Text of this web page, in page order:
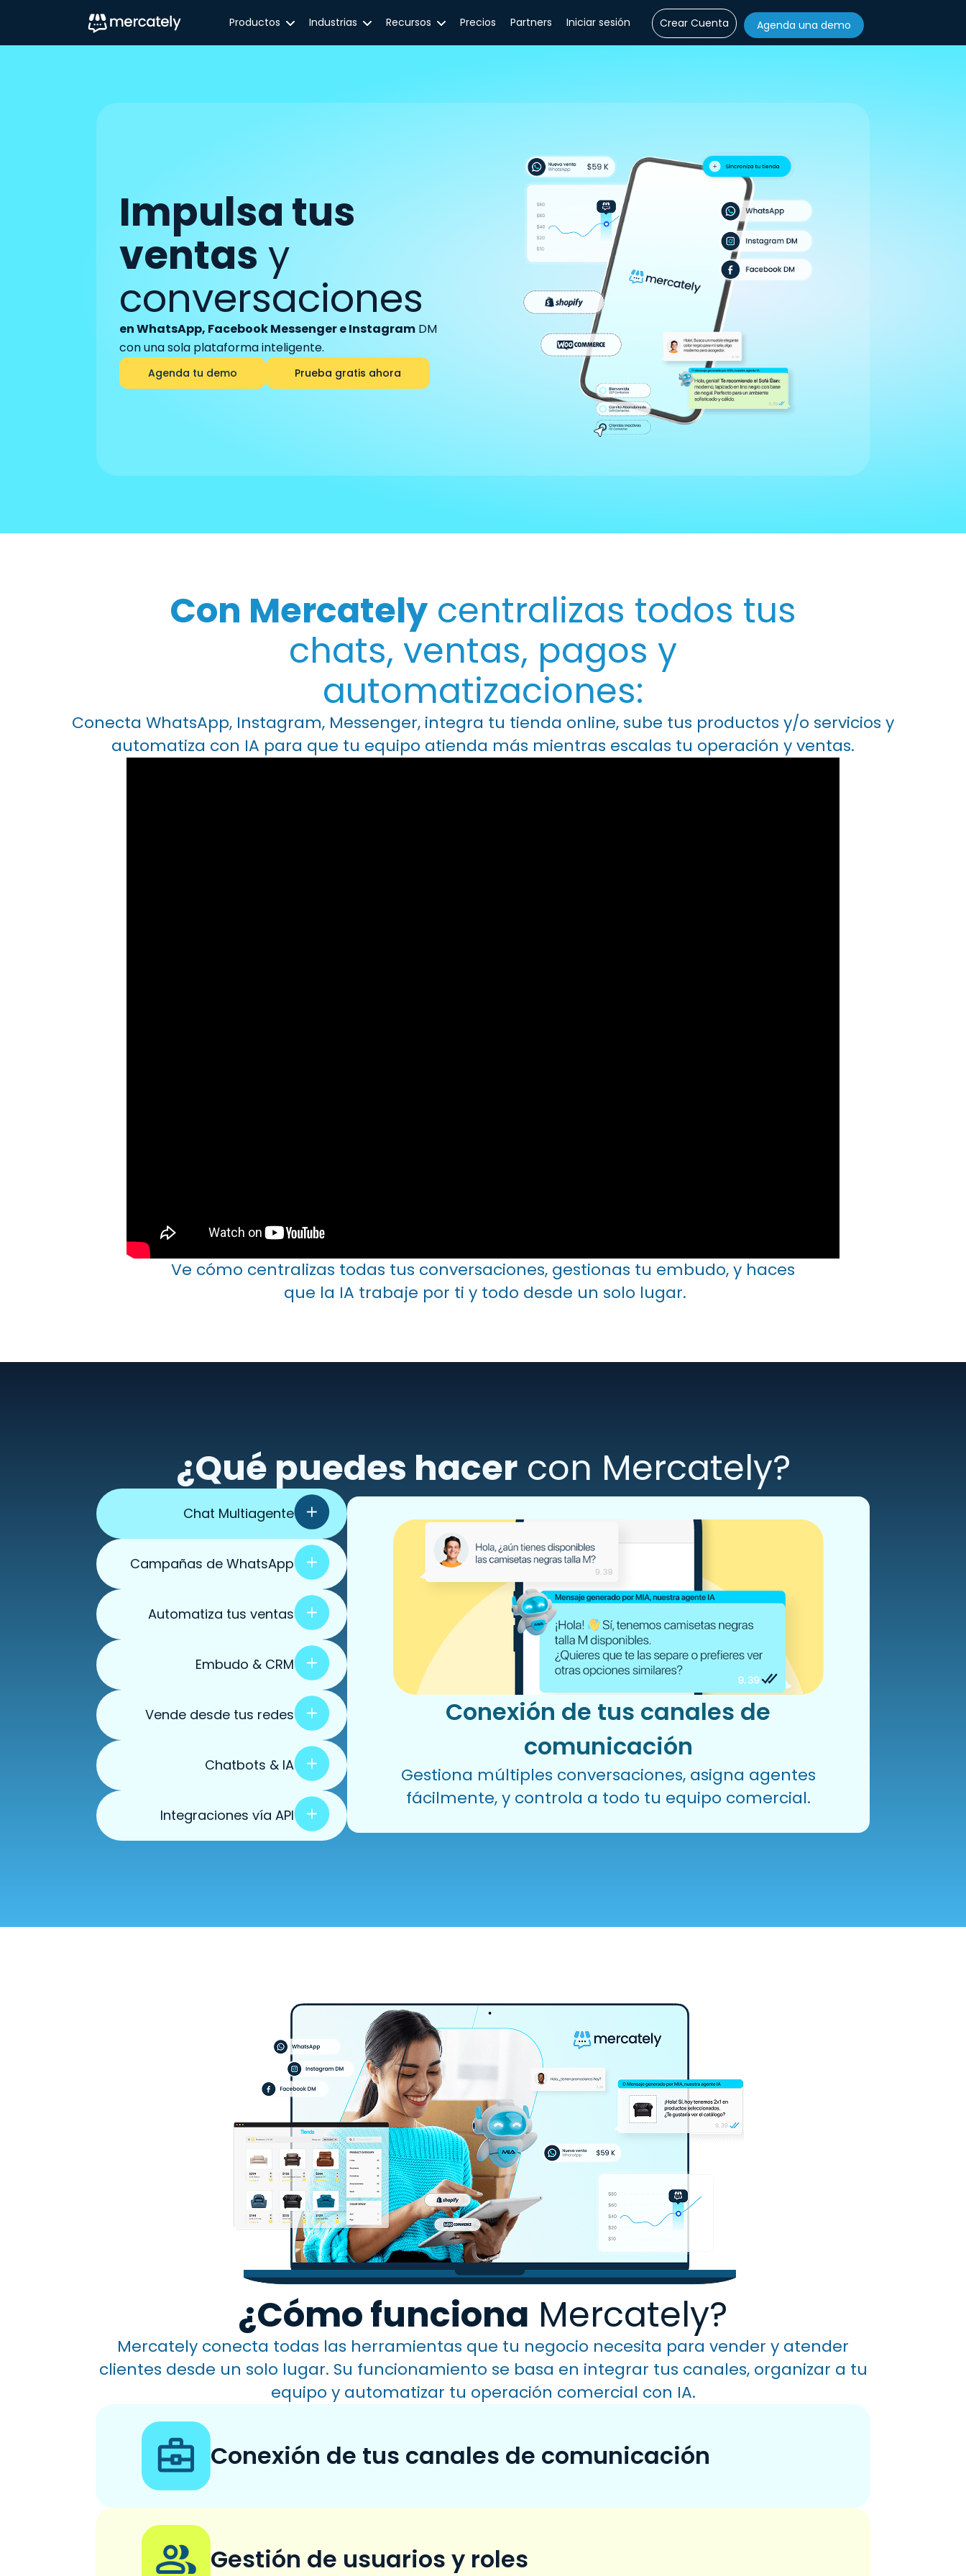
Productos Industrias Recursos Precios Partners Iniciar sesión Crear Cuenta Agenda una demo
Impulsa tus
ventas y
conversaciones
en WhatsApp, Facebook Messenger e Instagram DM
con una sola plataforma inteligente.
Agenda tu demo Prueba gratis ahora
Con Mercatelycentralizas todos tus
chats, ventas, pagos y
automatizaciones:
Conecta WhatsApp, Instagram, Messenger, integra tu tienda online, sube tus productos y/o servicios y
automatiza con IA para que tu equipo atienda más mientras escalas tu operación y ventas.
Ve cómo centralizas todas tus conversaciones, gestionas tu embudo, y haces
que la IA trabaje por ti y todo desde un solo lugar.
¿Qué puedes hacercon Mercately?
Chat Multiagente
Campañas de WhatsApp
Automatiza tus ventas
Embudo & CRM
Vende desde tus redes
Chatbots & IA
Integraciones vía API
Conexión de tus canales de
comunicación
Gestiona múltiples conversaciones, asigna agentes
fácilmente, y controla a todo tu equipo comercial.
¿Cómo funciona Mercately?
Mercately conecta todas las herramientas que tu negocio necesita para vender y atender
clientes desde un solo lugar. Su funcionamiento se basa en integrar tus canales, organizar a tu
equipo y automatizar tu operación comercial con IA.
Conexión de tus canales de comunicación
Gestión de usuarios y roles